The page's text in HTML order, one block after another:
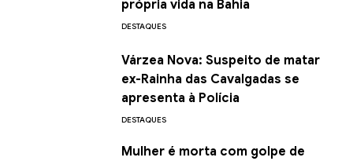
própria vida na Bahia
DESTAQUES
Várzea Nova: Suspeito de matar
ex-Rainha das Cavalgadas se
apresenta à Polícia
DESTAQUES
Mulher é morta com golpe de